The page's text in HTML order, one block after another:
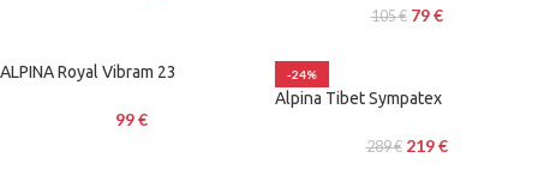
105€ 79€
ALPINA Royal Vibram 23
99€
-24%
Alpina Tibet Sympatex
289€ 219€